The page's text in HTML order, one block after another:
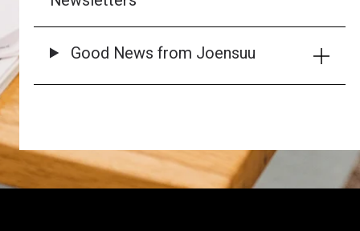
Good News from Joensuu